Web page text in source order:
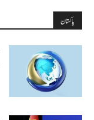
پاکستان